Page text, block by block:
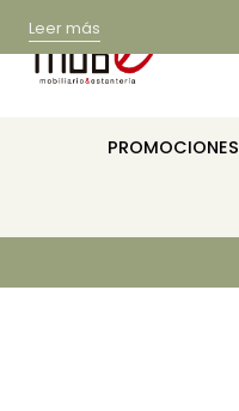
PROMOCIONES
Leer más